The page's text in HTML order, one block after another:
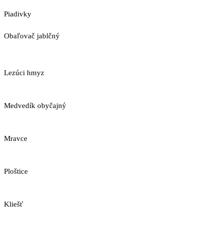
Piadivky
Obaľovač jablčný
Lezúci hmyz
Medvedík obyčajný
Mravce
Ploštice
Kliešť